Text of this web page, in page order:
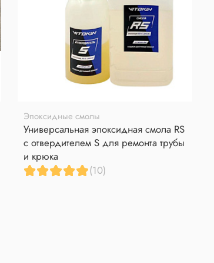
Эпоксидные смолы
Универсальная эпоксидная смола RS
с отвердителем S для ремонта трубы
и крюка
(10)